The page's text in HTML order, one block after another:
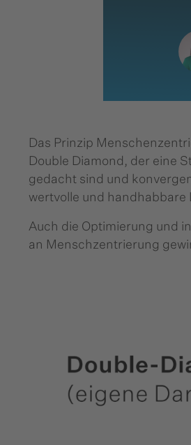
Das Prinzip
Double Diamond, der eine
gedacht sind und
wertvolle und
Auch die Optimierung und
an Menschzentrierung